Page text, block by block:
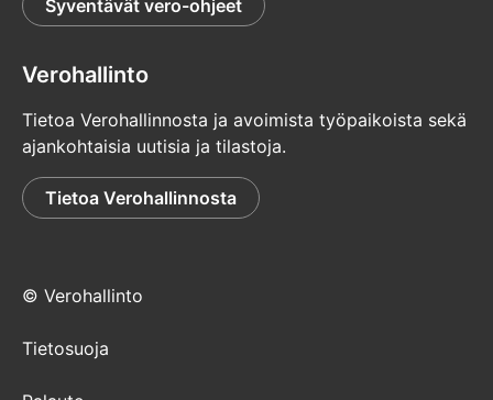
Syventävät vero-ohjeet
Verohallinto
Tietoa Verohallinnosta ja avoimista työpaikoista sekä
ajankohtaisia uutisia ja tilastoja.
Tietoa Verohallinnosta
© Verohallinto
Tietosuoja